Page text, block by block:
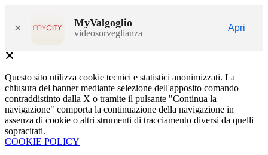
× MyValgoglio
videosorveglianza
Apri
Questo sito utilizza cookie tecnici e statistici anonimizzati. La
chiusura del banner mediante selezione dell'apposito comando
contraddistinto dalla X o tramite il pulsante "Continua la
navigazione" comporta la continuazione della navigazione in
assenza di cookie o altri strumenti di tracciamento diversi da quelli
sopracitati.
COOKIE POLICY